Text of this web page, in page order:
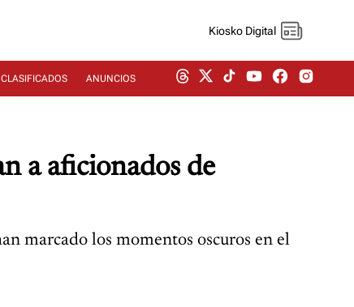
Kiosko Digital
CLASIFICADOS ANUNCIOS
a aficionados de
marcado los momentos oscuros en el